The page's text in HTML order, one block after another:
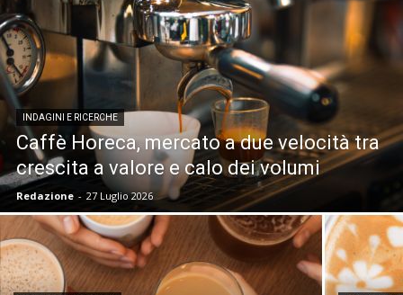
INDAGINI E RICERCHE
Caffè Horeca, mercato a due velocità tra
crescita a valore e calo dei volumi
Redazione - 27 Luglio 2026